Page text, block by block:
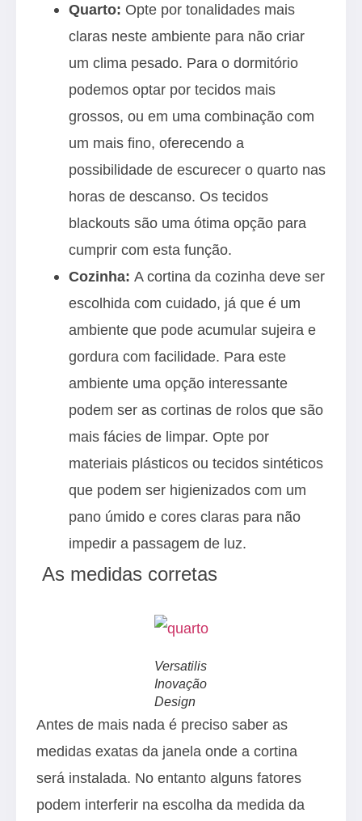
Quarto: Opte por tonalidades mais
claras neste ambiente para não criar
um clima pesado. Para o dormitório
podemos optar por tecidos mais
grossos, ou em uma combinação com
um mais fino, oferecendo a
possibilidade de escurecer o quarto nas
horas de descanso. Os tecidos
blackouts são uma ótima opção para
cumprir com esta função.
Cozinha: A cortina da cozinha deve ser
escolhida com cuidado, já que é um
ambiente que pode acumular sujeira e
gordura com facilidade. Para este
ambiente uma opção interessante
podem ser as cortinas de rolos que são
mais fácies de limpar. Opte por
materiais plásticos ou tecidos sintéticos
que podem ser higienizados com um
pano úmido e cores claras para não
impedir a passagem de luz.
As medidas corretas
Versatilis
Inovação
Design
Antes de mais nada é preciso saber as
medidas exatas da janela onde a cortina
será instalada. No entanto alguns fatores
podem interferir na escolha da medida da